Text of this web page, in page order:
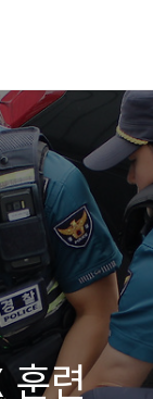
훈련